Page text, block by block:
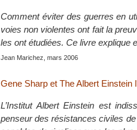
Comment éviter des guerres en
voies non violentes ont fait la
les ont étudiées. Ce livre explique
Jean Marichez, mars 2006
Gene Sharp et The Albert Einstein
L’Institut Albert Einstein est
penseur des résistances civiles